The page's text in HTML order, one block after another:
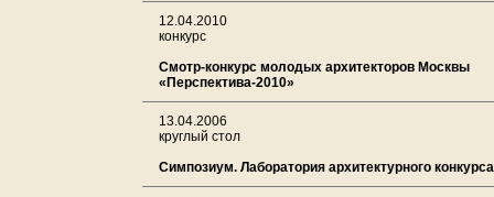
12.04.2010
конкурс
Смотр-конкурс молодых архитекторов Москвы
«Перспектива-2010»
13.04.2006
круглый стол
Симпозиум. Лаборатория архитектурного конкурса